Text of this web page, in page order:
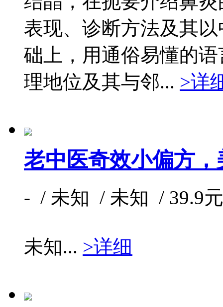
表现、诊断方法及其
础上，用通俗易懂的
理地位及其与邻... >详
老中医奇效小偏方
- / 未知 / 未知 / 39.9
未知... >详细